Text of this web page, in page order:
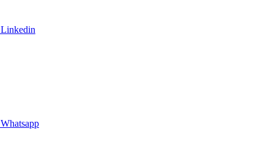
Linkedin
Whatsapp